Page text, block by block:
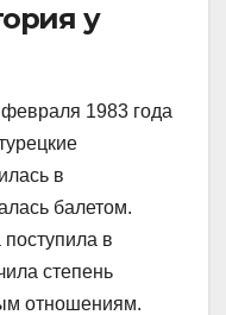
у
1983 года
в
балетом.
в
степень
отношениям.